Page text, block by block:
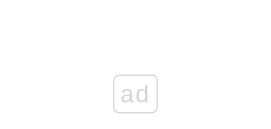
ad